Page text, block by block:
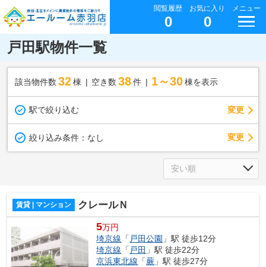
閲覧履歴
0
お気に入り
0
メニュー
戸田駅物件一覧
該当物件数 32棟 空き数 38 件 1～30 棟を表示
駅で絞り込む 変更
絞り込み条件： なし 変更
賃貸 | マンション クレールＮ
5万円
埼京線 「 戸田公園 」駅 徒歩12分
埼京線 「 戸田 」駅 徒歩22分
京浜東北線 「蕨 」駅 徒歩27分